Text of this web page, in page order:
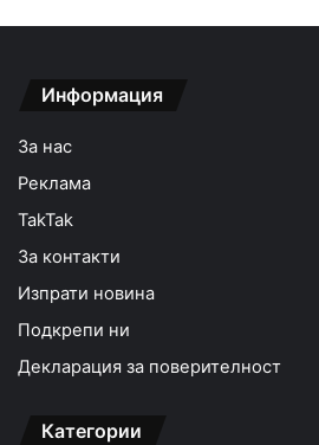
Информация
За нас
Реклама
TakTak
За контакти
Изпрати новина
Подкрепи ни
Декларация за поверителност
Категории